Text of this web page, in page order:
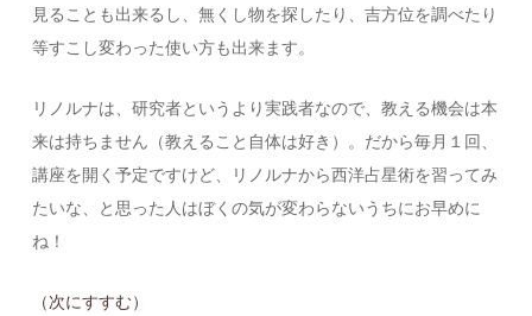
見ることも出来るし、無くし物を探したり、吉方位を調べたり
等すこし変わった使い方も出来ます。
リノルナは、研究者というより実践者なので、教える機会は本
来は持ちません（教えること自体は好き）。だから毎月１回、
講座を開く予定ですけど、リノルナから西洋占星術を習ってみ
たいな、と思った人はぼくの気が変わらないうちにお早めに
ね！
（次にすすむ）